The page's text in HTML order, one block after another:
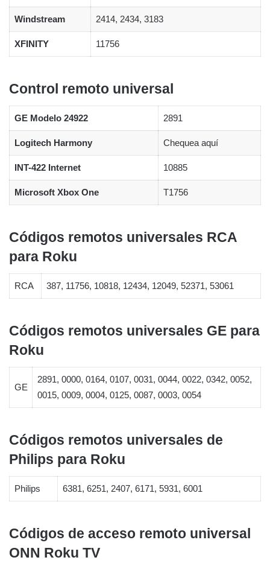
Windstream 2414, 2434, 3183
XFINITY 11756
Control remoto universal
GE Modelo 24922 2891
Logitech Harmony Chequea aquí
INT-422 Internet 10885
Microsoft Xbox One T1756
Códigos remotos universales RCA
para Roku
RCA 387, 11756, 10818, 12434, 12049, 52371, 53061
Códigos remotos universales GE para
Roku
GE
2891, 0000, 0164, 0107, 0031, 0044, 0022, 0342, 0052,
0015, 0009, 0004, 0125, 0087, 0003, 0054
Códigos remotos universales de
Philips para Roku
Philips 6381, 6251, 2407, 6171, 5931, 6001
Códigos de acceso remoto universal
ONN Roku TV